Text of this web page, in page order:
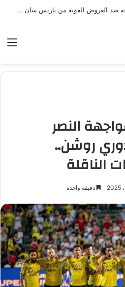
برشلونة يسعى لتعزيز دفاعه ضد العروض القوية من باريس سان جيرمان لنجم الأرجنتين
النصر
روشن..
الناقلة
دقيقة واحدة